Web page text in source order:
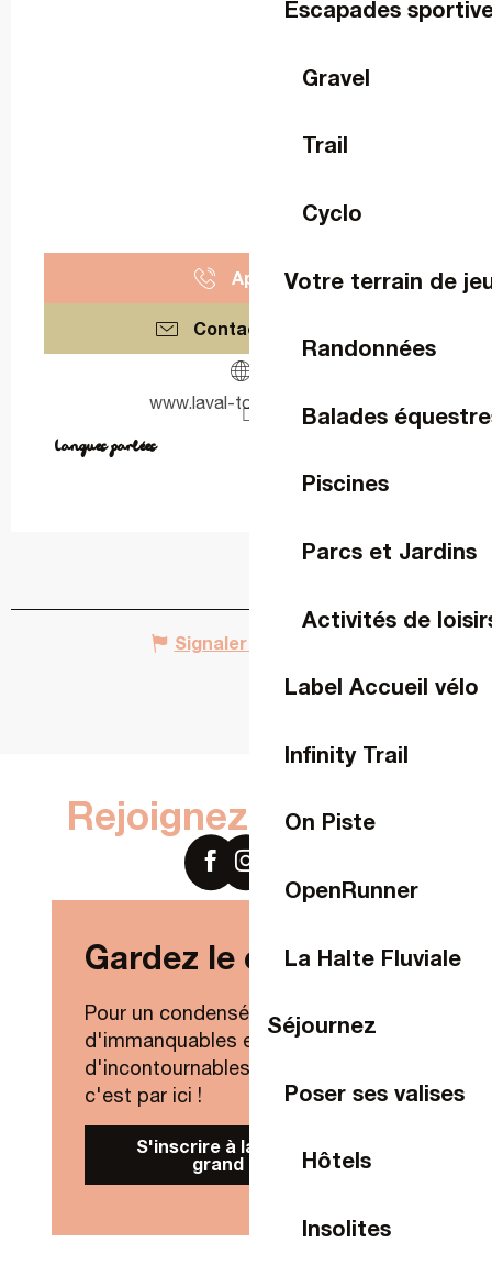
Escapades
Gravel
Trail
Cyclo
Votre terrain de
Randonnées
Balades
Piscines
Parcs et Jardins
Activités de
Label Accueil vélo
Infinity Trail
On Piste
OpenRunner
La Halte Fluviale
Séjournez
Poser ses valises
Hôtels
Insolites
Appeler
Contactez-nous
www.laval-tourisme.com
Langues parlées
Langues parlées
Signaler une erreur
Rejoignez-nous sur
Gardez le contact !
Pour un condensé de nouveautés,
d'immanquables et
d'incontournables de Laval Agglo,
c'est par ici !
S'inscrire à la Newsletter
grand public